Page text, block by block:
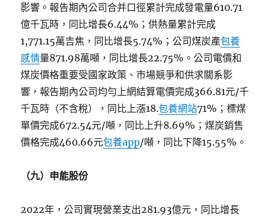
影響。報告期內公司合并口徑累計完成發電量610.71
億千瓦時，同比增長6.44%；供熱量累計完成
1,771.15萬吉焦，同比增長5.74%；公司煤炭產包養
感情量871.98萬噸，同比增長22.75%。公司電價和
煤炭價格重要受國家政策、市場競爭和供求關系影
響，報告期內公司均勻上網結算電價完成366.81元/千
千瓦時（不含稅），同比上漲18.包養網站71%；標煤
單價完成672.54元/噸，同比上升8.69%；煤炭銷售
價格完成460.66元包養app/噸，同比下降15.55%。
（九）申能股份
2022年，公司實現營業支出281.93億元，同比增長